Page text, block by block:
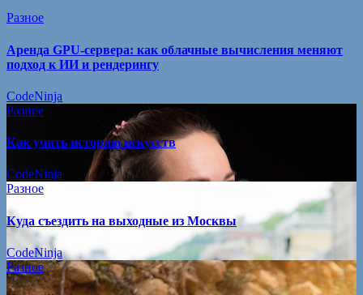
Разное
Аренда GPU-сервера: как облачные вычисления меняют
подход к ИИ и рендерингу
CodeNinja
Разное
Как учить историю искусств
CodeNinja
Разное
Куда съездить на выходные из Москвы
CodeNinja
Разное